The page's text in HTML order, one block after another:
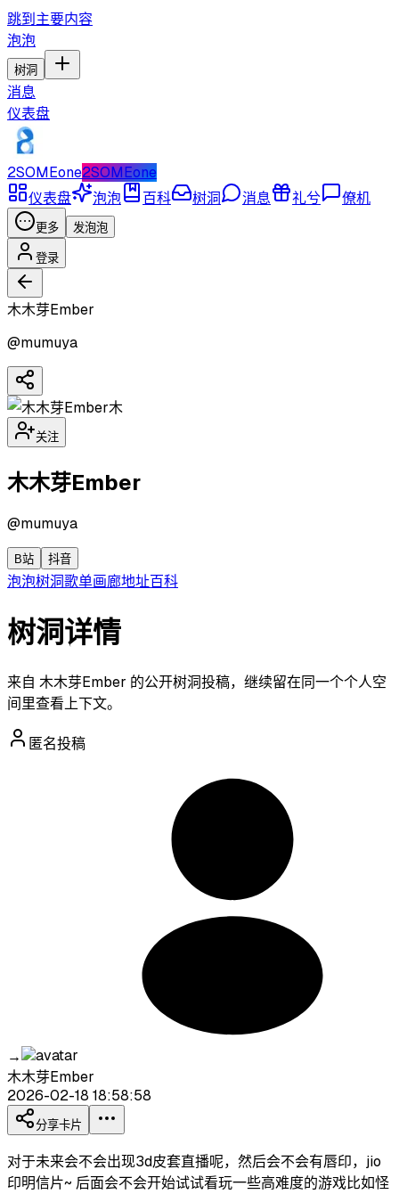
跳到主要内容
泡泡
树洞
消息
仪表盘
2SOMEone2SOMEone
仪表盘
泡泡 百科 树洞 消息 礼兮 僚机
更多 发泡泡
登录
木木芽Ember
@mumuya
木
关注
木木芽Ember
@mumuya
B站 抖音
泡泡树洞歌单画廊地址百科
树洞详情
来自 木木芽Ember 的公开树洞投稿，继续留在同一个个人空
间里查看上下文。
匿名投稿
→
木木芽Ember
2026-02-18 18:58:58
分享卡片
对于未来会不会出现3d皮套直播呢，然后会不会有唇印，jio
印明信片~ 后面会不会开始试试看玩一些高难度的游戏比如怪